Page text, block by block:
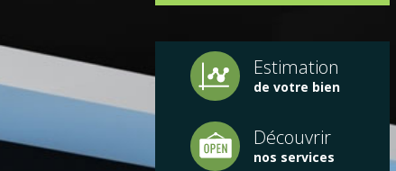
Estimation
de votre bien
Découvrir
nos services